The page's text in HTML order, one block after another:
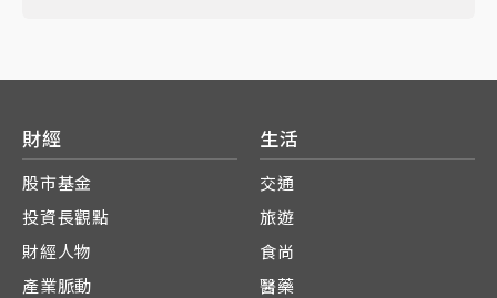
財經
股市基金
投資長觀點
財經人物
產業脈動
生活
交通
旅遊
食尚
醫藥